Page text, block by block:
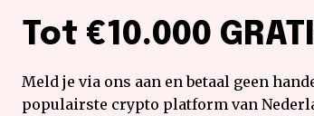
Tot €10.000
Meld je via ons aan en betaal geen
populairste crypto platform van